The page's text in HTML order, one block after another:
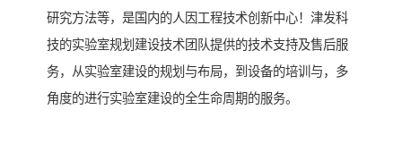
研究方法等，是国内的人因工程技术创新中心！津发科
技的实验室规划建设技术团队提供的技术支持及售后服
务，从实验室建设的规划与布局，到设备的培训与，多
角度的进行实验室建设的全生命周期的服务。